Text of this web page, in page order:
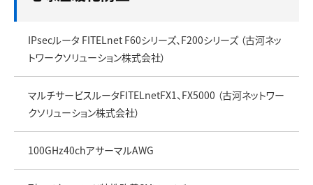
IPsecルータ FITELnet F60シリーズ、F200シリーズ （古河ネッ
トワークソリューション株式会社）
マルチサービスルータFITELnetFX1、FX5000 （古河ネットワー
クソリューション株式会社）
100GHz40chアサーマルAWG